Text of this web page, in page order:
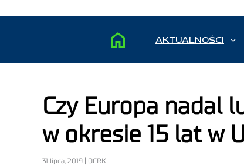
AKTUALNOŚCI
Czy Europa nadal
w okresie 15 lat w
31 lipca, 2019 | OCRK